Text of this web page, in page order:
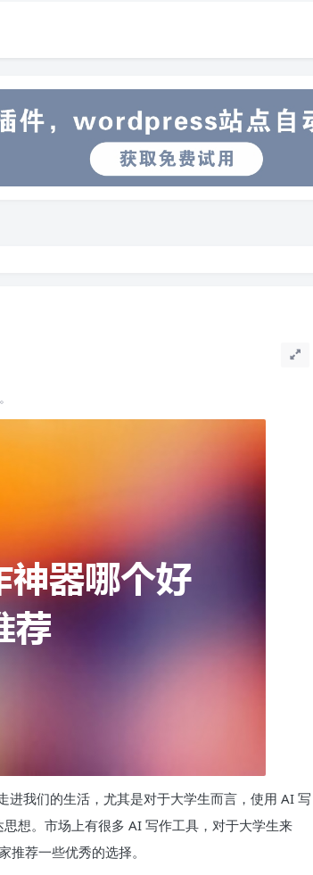
我们的生活，尤其是对于大学生而言，使用 AI 写
想。市场上有很多 AI 写作工具，对于大学生来
荐一些优秀的选择。